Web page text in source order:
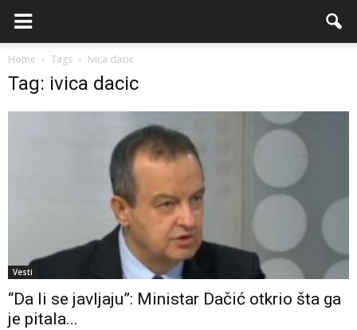
Home Tags Ivica dacic
Tag: ivica dacic
Vesti
“Da li se javljaju”: Ministar Dačić otkrio šta ga
je pitala...